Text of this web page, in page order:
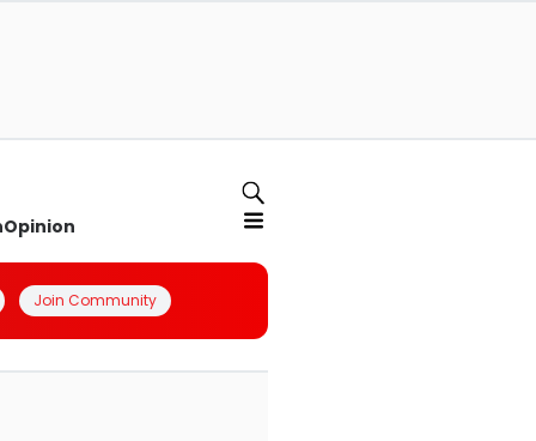
Opinion
Join Community